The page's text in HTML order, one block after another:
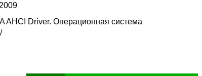
AHCI Driver. Операционная система